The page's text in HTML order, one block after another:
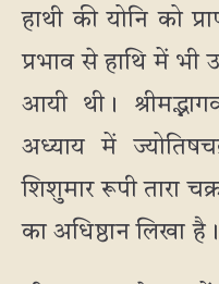
हाथी की योनि को
प्रभाव से हाथि में भी
आयी थी।
अध्याय में
शिशुमार रूपी तारा
का अधिष्ठान लिखा है।